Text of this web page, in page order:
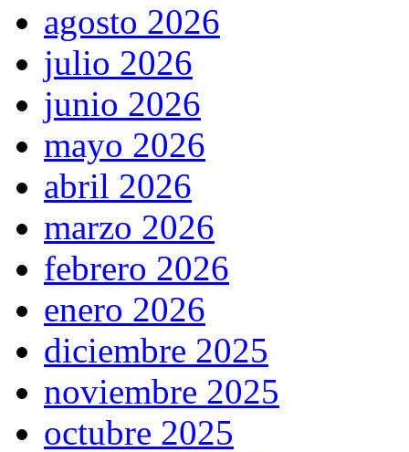
agosto 2026
julio 2026
junio 2026
mayo 2026
abril 2026
marzo 2026
febrero 2026
enero 2026
diciembre 2025
noviembre 2025
octubre 2025